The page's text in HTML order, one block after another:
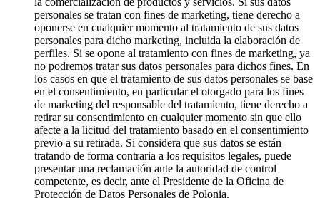
personales se tratan con fines de marketing, tiene derecho a
oponerse en cualquier momento al tratamiento de sus datos
personales para dicho marketing, incluida la elaboración de
perfiles. Si se opone al tratamiento con fines de marketing, ya
no podremos tratar sus datos personales para dichos fines. En
los casos en que el tratamiento de sus datos personales se base
en el consentimiento, en particular el otorgado para los fines
de marketing del responsable del tratamiento, tiene derecho a
retirar su consentimiento en cualquier momento sin que ello
afecte a la licitud del tratamiento basado en el consentimiento
previo a su retirada. Si considera que sus datos se están
tratando de forma contraria a los requisitos legales, puede
presentar una reclamación ante la autoridad de control
competente, es decir, ante el Presidente de la Oficina de
Protección de Datos Personales de Polonia.